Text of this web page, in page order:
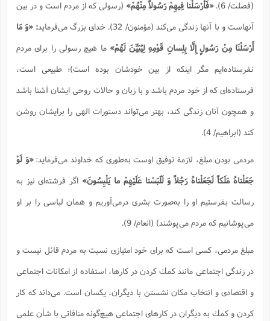
(فصلت/ 6).
«فَأَرْسَلْنا فِيهِمْ رَسُولاً مِنْهُمْ» (رسولی كه از مردم است و در بین
آنهاست و با آنها زندگی می‌كند (مؤمنون/ 32). خدای بزرگ می‌فرماید
: «وَ مَا
أَرْسَلْنَا مِنْ رَسُولٍ إِلَّا بِلِسانِ قَوْمِهِ لِيُبَيِّنَ لَهُمْ»ما هیچ رسولی را برای مردم
نفرستاده‌ایم مگر اینكه از بین خودشان بوده است)؛ طبیعی است،
فرستاده‌ای كه از خود مردم باشد و با زبان و حالات روحی ایشان آشنا باشد
و همچون آنان زندگی كند، بهتر می‌تواند دستورات الهی را برایشان روشن
كند (ابراهیم/ 4).
مردمی بودن مبلغ، لازمة توفیق اوست به‌طوری ‌كه خداوند می‌فرماید: «وَ لَوْ
جَعَلْناهُ مَلَكاً لَجَعَلْناهُ رَجُلاً وَ لَلَبَسْنا عَلَيْهِمْ ما يَلْبِسُونَ»اگر فرشته‌ای نیز به
رسالت بفرستیم او را به‌صورت بشری درمی‌آوریم و همان لباسی را بر او
می‌پوشانیم كه مردم می‌پوشند) (انعام/ 9).
مبلغ مردمی، كسی است كه برای خود امتیازی نسبت به مردم قائل نیست و
در زندگی اجتماعی مانند كمك كردن در كارها، استفاده از امكانات اجتماعی
و اقتصادی و انتخاب مكان نشستن با دیگران، یكسان است. می‌داند كه کار
کردن و كمك به دیگران در كارهای اجتماعی هیچ‌گونه منافاتی با شأن علمی